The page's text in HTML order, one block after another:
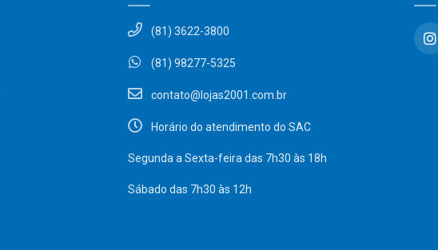
(81) 3622-3800
(81) 98277-5325
contato@lojas2001.com.br
Horário do atendimento do SAC
Segunda a Sexta-feira das 7h30 às 18h
Sábado das 7h30 às 12h